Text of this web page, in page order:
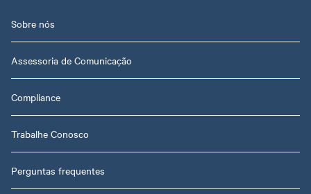
Sobre nós
Assessoria de Comunicação
Compliance
Trabalhe Conosco
Perguntas frequentes